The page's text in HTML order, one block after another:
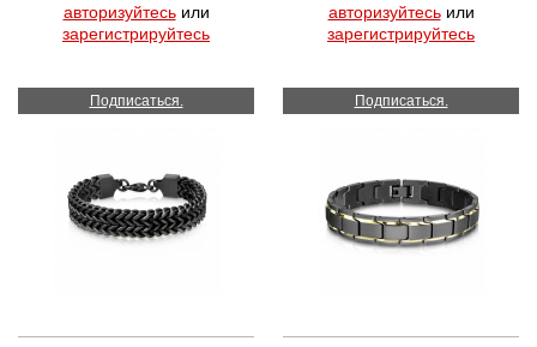
авторизуйтесьили
зарегистрируйтесь
авторизуйтесьили
зарегистрируйтесь
Подписаться. Подписаться.